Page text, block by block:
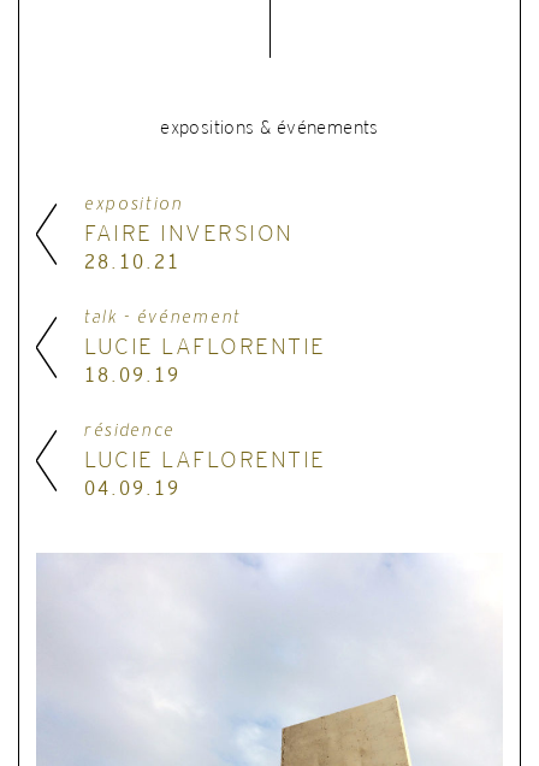
expositions & événements
exposition
FAIRE INVERSION
28.10.21
talk - événement
LUCIE LAFLORENTIE
18.09.19
résidence
LUCIE LAFLORENTIE
04.09.19